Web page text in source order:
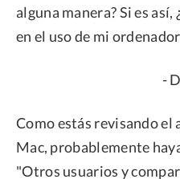
alguna manera? Si es
en el uso de mi
-
Como estás revisando el
Mac, probablemente
"Otros usuarios y